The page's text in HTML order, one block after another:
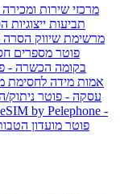
מרכזי שירות ומכירה
תביעות ייצוגיות
מרשימת שיווק הסרה
פוטר מספרים
בקומה הכשרה -
אמות מידה לחסימת
עסקה - פוטר
by Pelephone -
פוטר מועדון